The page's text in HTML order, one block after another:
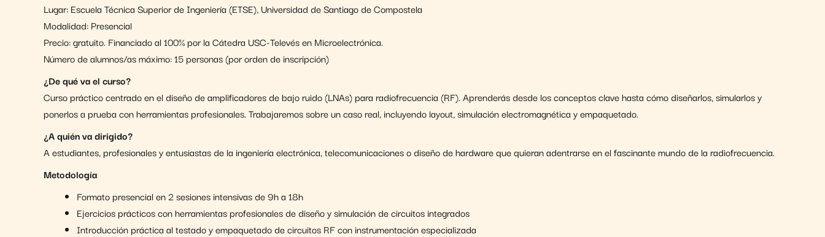
Lugar: Escuela Técnica Superior de Ingeniería (ETSE), Universidad de Santiago de Compostela
Modalidad: Presencial
Precio: gratuito. Financiado al 100% por la Cátedra USC-Televés en Microelectrónica.
Número de alumnos/as máximo: 15 personas (por orden de inscripción)
¿De qué va el curso?
Curso práctico centrado en el diseño de amplificadores de bajo ruido (LNAs) para radiofrecuencia (RF). Aprenderás desde los conceptos clave hasta cómo diseñarlos, simularlos y
ponerlos a prueba con herramientas profesionales. Trabajaremos sobre un caso real, incluyendo layout, simulación electromagnética y empaquetado.
¿A quién va dirigido?
A estudiantes, profesionales y entusiastas de la ingeniería electrónica, telecomunicaciones o diseño de hardware que quieran adentrarse en el fascinante mundo de la radiofrecuencia.
Metodología
Formato presencial en 2 sesiones intensivas de 9h a 18h
Ejercicios prácticos con herramientas profesionales de diseño y simulación de circuitos integrados
Introducción práctica al testado y empaquetado de circuitos RF con instrumentación especializada